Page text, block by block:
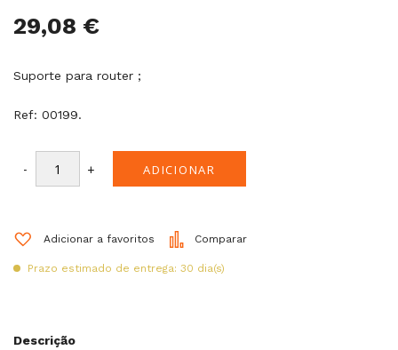
29,08 €
Suporte para router ;
Ref: 00199.
- + ADICIONAR
Adicionar a favoritos Comparar
Prazo estimado de entrega: 30 dia(s)
imagens
Descrição